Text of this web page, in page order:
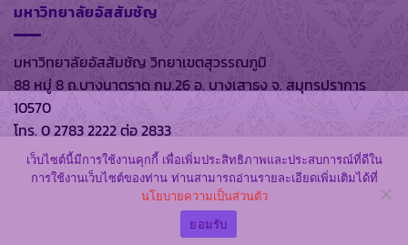
มหาวิทยาลัยอัสสัมชัญ
มหาวิทยาลัยอัสสัมชัญ วิทยาเขตสุวรรณภูมิ
88 หมู่ 8 ถ.บางนาตราด กม.26 อ. บางเสาธง จ. สมุทรปราการ
10570
โทร. 0 2783 2222 ต่อ 2833
สงวนลิขสิทธิ์ พ.ศ. 2569 ตาม พรบ.ลิขสิทธิ์ พ.ศ. 2537 โดย
และมหาวิทยาลัยอัสสัมชัญ
เว็บไซต์นี้มีการใช้งานคุกกี้ เพื่อเพิ่มประสิทธิภาพและประสบการณ์ที่ดีใน
การใช้งานเว็บไซต์ของท่าน ท่านสามารถอ่านรายละเอียดเพิ่มเติมได้ที่
นโยบายความเป็นส่วนตัว
ยอมรับ